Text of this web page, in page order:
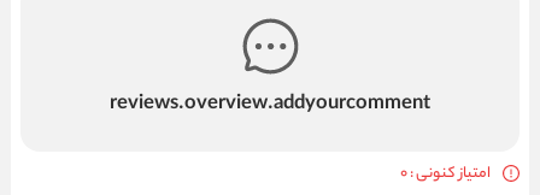
reviews.overview.addyourcomment
امتیاز کنونی : 0